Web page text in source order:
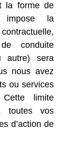
la forme de
impose la
conduite
autre) sera
nous avez
ou services
limite
toutes vos
d’action de